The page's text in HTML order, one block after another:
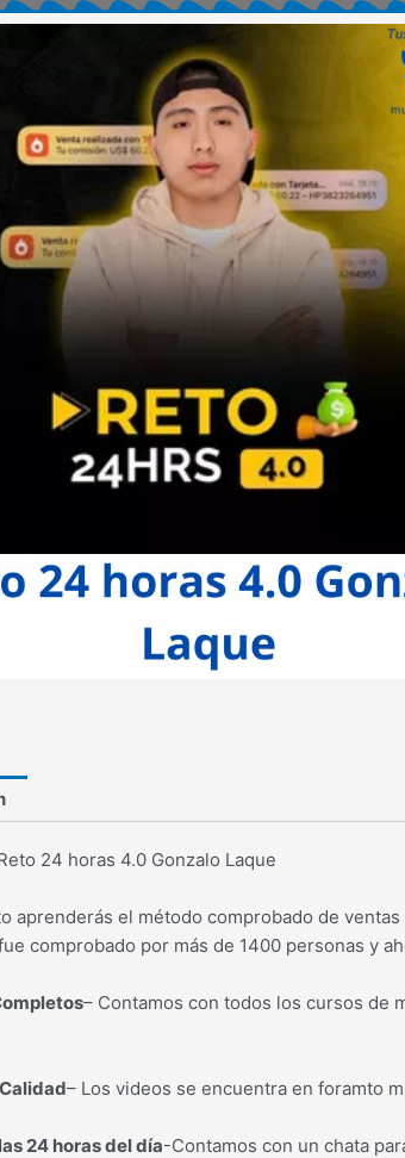
24 horas 4.0 Gonzalo Laque
aprenderás el método comprobado de
comprobado por más de 1400 personas y
– Contamos con todos los cursos de
– Los videos se encuentra en foramto
24 horas del día-Contamos con un chata